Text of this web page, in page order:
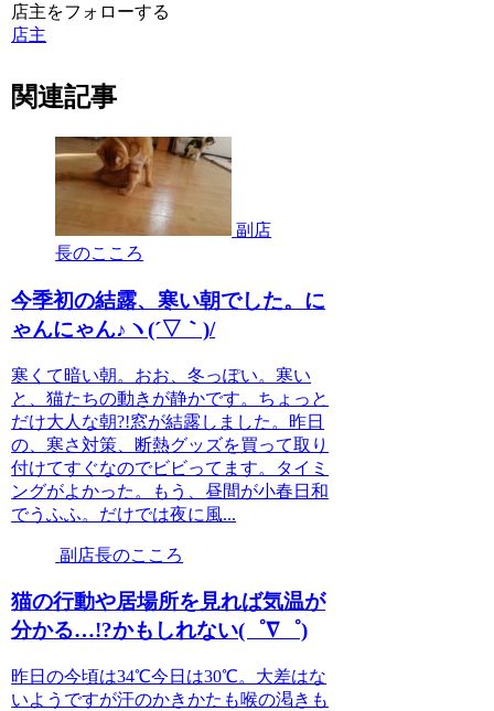
店主をフォローする
店主
関連記事
副店
長のこころ
今季初の結露、寒い朝でした。に
ゃんにゃん♪ヽ(´▽｀)/
寒くて暗い朝。おお、冬っぽい。寒い
と、猫たちの動きが静かです。ちょっと
だけ大人な朝?!窓が結露しました。昨日
の、寒さ対策、断熱グッズを買って取り
付けてすぐなのでビビってます。タイミ
ングがよかった。もう、昼間が小春日和
でうふふ。だけでは夜に風...
副店長のこころ
猫の行動や居場所を見れば気温が
分かる…!?かもしれない(゜∇゜)
昨日の今頃は34℃今日は30℃。大差はな
いようですが汗のかきかたも喉の渇きも